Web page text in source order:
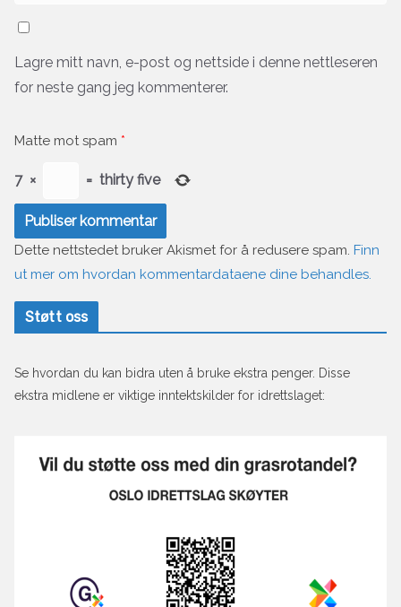
Lagre mitt navn, e-post og nettside i denne nettleseren
for neste gang jeg kommenterer.
Matte mot spam *
7 × = thirty five
Dette nettstedet bruker Akismet for å redusere spam. Finn
ut mer om hvordan kommentardataene dine behandles.
Støtt oss
Se hvordan du kan bidra uten å bruke ekstra penger. Disse
ekstra midlene er viktige inntektskilder for idrettslaget: